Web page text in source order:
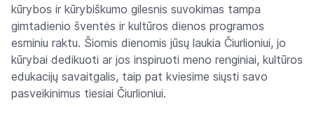
kūrybos ir kūrybiškumo gilesnis suvokimas tampa
gimtadienio šventės ir kultūros dienos programos
esminiu raktu. Šiomis dienomis jūsų laukia Čiurlioniui, jo
kūrybai dedikuoti ar jos inspiruoti meno renginiai, kultūros
edukacijų savaitgalis, taip pat kviesime siųsti savo
pasveikinimus tiesiai Čiurlioniui.